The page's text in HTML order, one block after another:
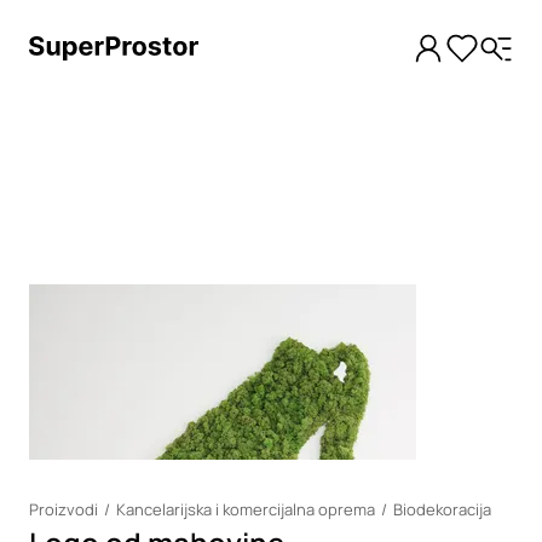
Proizvodi Kancelarijska i komercijalna oprema Biodekoracija